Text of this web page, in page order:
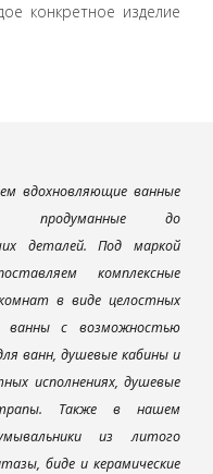
конкретное изделие
вдохновляющие ванные
продуманные до
деталей. Под маркой
комплексные
в виде целостных
ванны с возможностью
ванн, душевые кабины и
исполнениях, душевые
Также в нашем
из литого
биде и керамические